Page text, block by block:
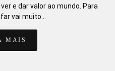
e dar valor ao mundo. Para
vai muito...
MAIS